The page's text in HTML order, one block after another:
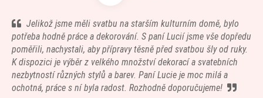
Jelikož jsme měli svatbu na starším kulturním domě, bylo
potřeba hodně práce a dekorování. S paní Lucií jsme vše dopředu
poměřili, nachystali, aby přípravy těsně před svatbou šly od ruky.
K dispozici je výběr z velkého množství dekorací a svatebních
nezbytností různých stylů a barev. Paní Lucie je moc milá a
ochotná, práce s ní byla radost. Rozhodně doporučujeme!